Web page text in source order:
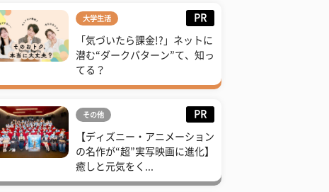
大学生活 PR
「気づいたら課金!?」ネットに
潜む“ダークパターン”て、知っ
てる？
その他 PR
【ディズニー・アニメーション
の名作が“超”実写映画に進化】
癒しと元気をく...